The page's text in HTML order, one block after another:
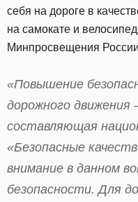
себя на дороге в
на самокате и
Минпросвещения
«Повышение
дорожного движения
составляющая
«Безопасные
внимание в данном
безопасности. Для